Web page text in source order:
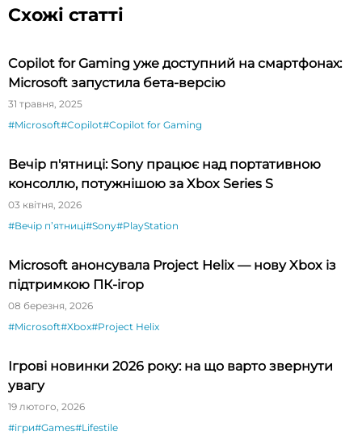
Схожі статті
Copilot for Gaming уже доступний на смартфонах:
Microsoft запустила бета-версію
31 травня, 2025
#Microsoft#Copilot#Copilot for Gaming
Вечір п'ятниці: Sony працює над портативною
консоллю, потужнішою за Xbox Series S
03 квітня, 2026
#Вечір пʼятниці#Sony#PlayStation
Microsoft анонсувала Project Helix — нову Xbox із
підтримкою ПК-ігор
08 березня, 2026
#Microsoft#Xbox#Project Helix
Ігрові новинки 2026 року: на що варто звернути
увагу
19 лютого, 2026
#ігри#Games#Lifestile